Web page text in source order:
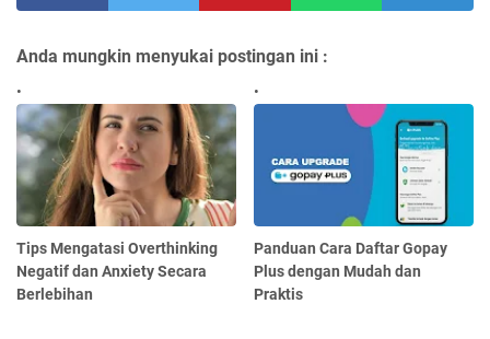
Anda mungkin menyukai postingan ini :
Tips Mengatasi Overthinking
Negatif dan Anxiety Secara
Berlebihan
Panduan Cara Daftar Gopay
Plus dengan Mudah dan
Praktis